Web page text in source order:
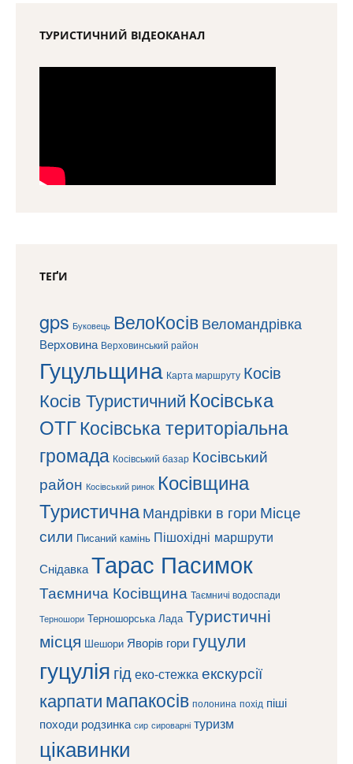
ТУРИСТИЧНИЙ ВІДЕОКАНАЛ
ТЕҐИ
gps Буковець ВелоКосів Веломандрівка
Верховина Верховинський район
Гуцульщина Карта маршруту Косів
Косів Туристичний Косівська
ОТГКосівська територіальна
громада Косівський базар Косівський
район Косівський ринок Косівщина
Туристична Мандрівки в гори Місце
сили Писаний камінь Пішохідні маршрути
СнідавкаТарас Пасимок
Таємнича Косівщина Таємничі водоспади
Терношори Терношорська Лада Туристичні
місця Шешори Яворів гори гуцули
гуцулія гідеко-стежкаекскурсії
карпатимапакосів полонина похід піші
походи родзинка сир сироварні туризм
цікавинки